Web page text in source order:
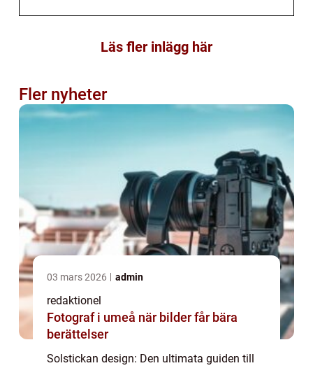
Läs fler inlägg här
Fler nyheter
03 mars 2026 admin
redaktionel
Fotograf i umeå när bilder får bära
berättelser
Solstickan design: Den ultimata guiden till